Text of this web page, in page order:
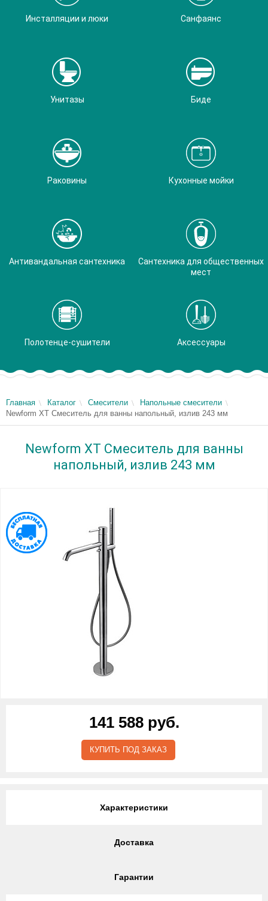
Инсталляции и люки Санфаянс
Унитазы Биде
Раковины Кухонные мойки
Антивандальная сантехника
Сантехника для общественных
мест
Полотенце-сушители Аксессуары
Главная Каталог Смесители
Напольные смесители
Newform XT Смеситель для ванны напольный, излив 243 мм
Newform XT Смеситель для ванны
напольный, излив 243 мм
141 588 руб.
КУПИТЬ ПОД ЗАКАЗ
Характеристики
Доставка
Гарантии